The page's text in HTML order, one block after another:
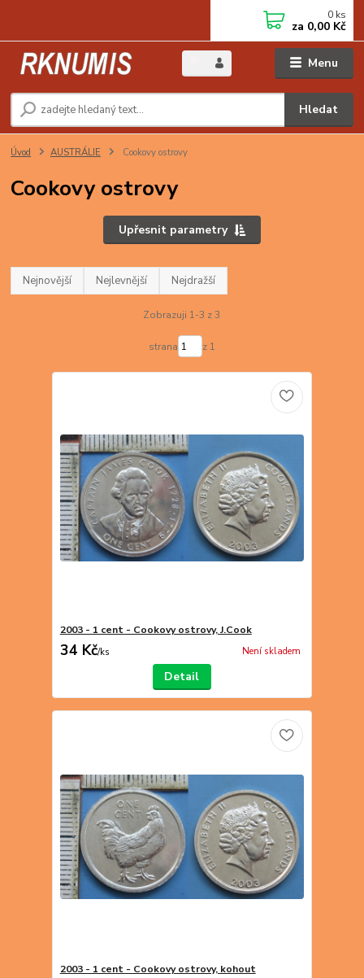
Menu
Hledat
0 ks
za 0,00 Kč
Úvod AUSTRÁLIE Cookovy ostrovy
Cookovy ostrovy
Upřesnit parametry
Nejnovější Nejlevnější Nejdražší
Zobrazuji 1-3 z 3
strana z 1
2003 - 1 cent - Cookovy ostrovy, J.Cook
34 Kč/ks Není skladem
Detail
2003 - 1 cent - Cookovy ostrovy, kohout